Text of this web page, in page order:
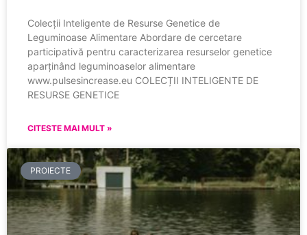
Colecții Inteligente de Resurse Genetice de
Leguminoase Alimentare Abordare de cercetare
participativă pentru caracterizarea resurselor genetice
aparținând leguminoaselor alimentare
www.pulsesincrease.eu COLECȚII INTELIGENTE DE
RESURSE GENETICE
CITESTE MAI MULT »
PROIECTE